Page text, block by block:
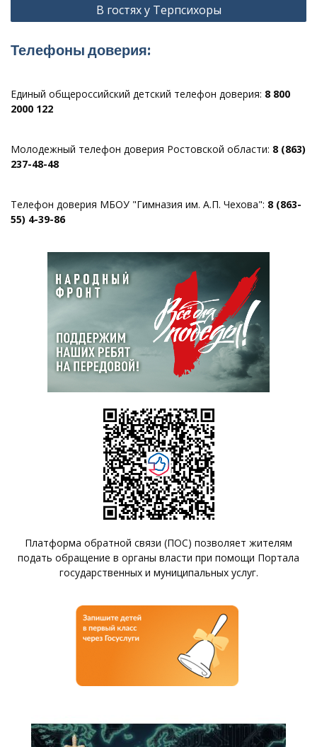
В гостях у Терпсихоры
Телефоны доверия:
Единый общероссийский детский телефон доверия: 8 800
2000 122
Молодежный телефон доверия Ростовской области: 8 (863)
237-48-48
Телефон доверия МБОУ "Гимназия им. А.П. Чехова": 8 (863-
55) 4-39-86
Платформа обратной связи (ПОС) позволяет жителям
подать обращение в органы власти при помощи Портала
государственных и муниципальных услуг.